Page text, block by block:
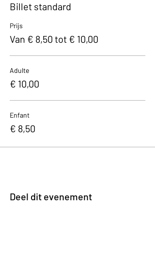
Billet standard
Prijs
Van € 8,50 tot € 10,00
Adulte
€ 10,00
Enfant
€ 8,50
Deel dit evenement